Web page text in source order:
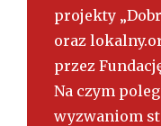
projekty
oraz
przez
Na czym
wyzwaniom